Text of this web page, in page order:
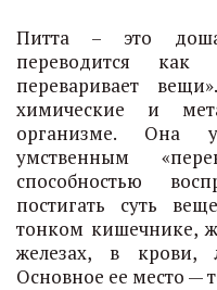
Питта – это
переводится
переваривает
химические и
организме. Она
умственным
способностью
постигать суть
тонком кишечнике,
железах, в крови,
Основное ее место —